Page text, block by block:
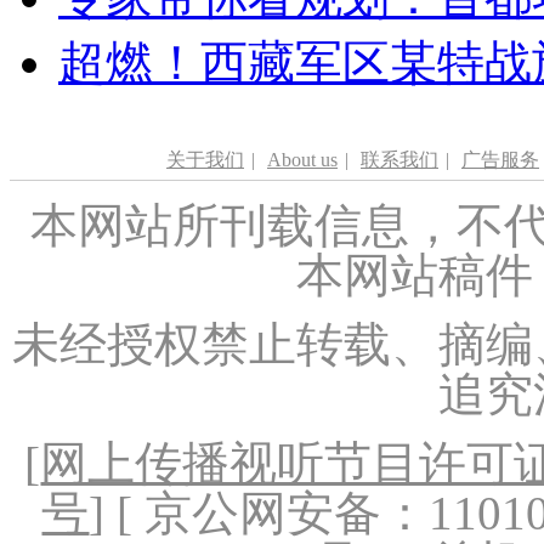
超燃！西藏军区某特
关于我们 | About us | 联系我们 | 广告服务
本网站所刊载信息，不
本网站稿
未经授权禁止转载、摘
追
[网上传播视听节目许可
号] [ 京公网安备：